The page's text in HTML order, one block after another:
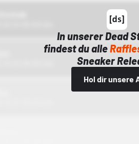
In unserer Dead
findest du alle
Sneaker
Hol dir unsere